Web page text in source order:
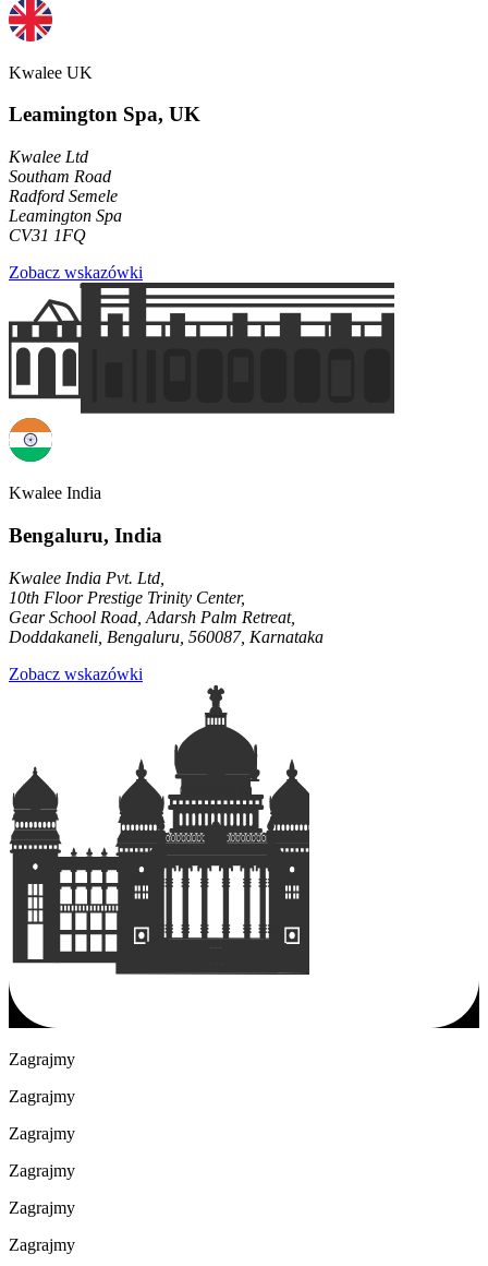
Kwalee UK
Leamington Spa, UK
Kwalee Ltd
Southam Road
Radford Semele
Leamington Spa
CV31 1FQ
Zobacz wskazówki
Kwalee India
Bengaluru, India
Kwalee India Pvt. Ltd,
10th Floor Prestige Trinity Center,
Gear School Road, Adarsh Palm Retreat,
Doddakaneli, Bengaluru, 560087, Karnataka
Zobacz wskazówki
Zagrajmy
Zagrajmy
Zagrajmy
Zagrajmy
Zagrajmy
Zagrajmy